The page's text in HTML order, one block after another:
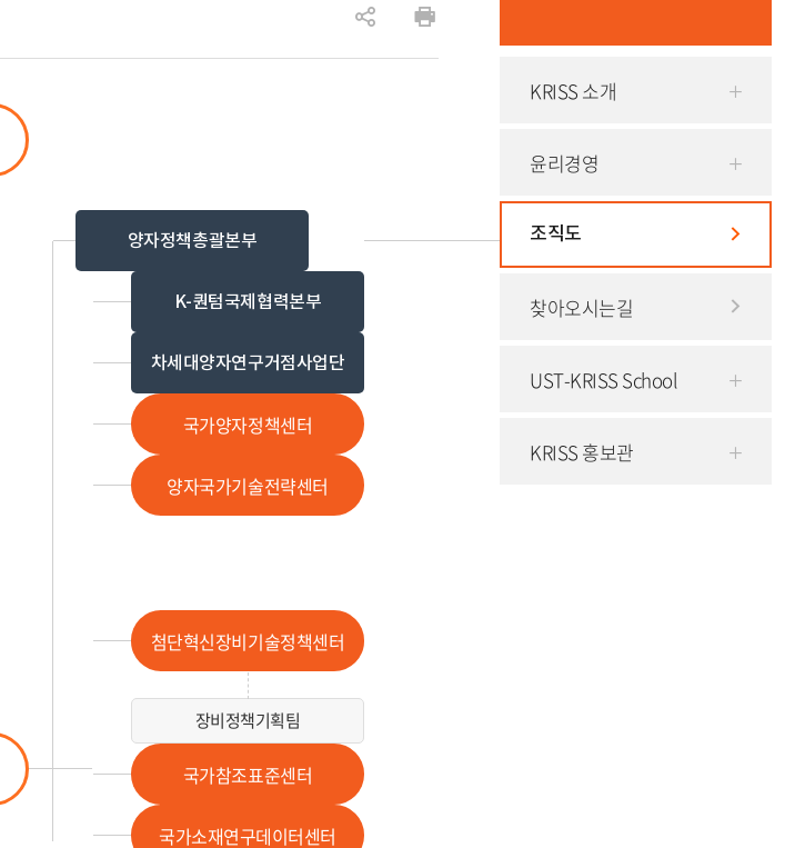
KRISS 소개
윤리경영
조직도
찾아오시는길
UST-KRISS School
KRISS 홍보관
유
양자정책총괄본부
K-퀀텀국제협력본부
차세대양자연구거점사업단
국가양자정책센터
양자국가기술전략센터
첨단혁신장비기술정책센터
장비정책기획팀
국가참조표준센터
국가소재연구데이터센터